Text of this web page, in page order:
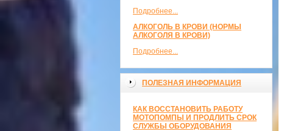
Подробнее...
АЛКОГОЛЬ В КРОВИ (НОРМЫ
АЛКОГОЛЯ В КРОВИ)
Подробнее...
ПОЛЕЗНАЯ ИНФОРМАЦИЯ
КАК ВОССТАНОВИТЬ РАБОТУ
МОТОПОМПЫ И ПРОДЛИТЬ СРОК
СЛУЖБЫ ОБОРУДОВАНИЯ